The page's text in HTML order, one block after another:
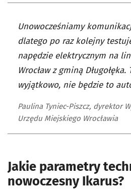
Unowocześniamy
dlatego po raz kolejny
napędzie elektrycznym na
Wrocław z gminą Długołęka.
wyjątkowo, nie będzie to
Paulina Tyniec-Piszcz, dyrektor
Urzędu Miejskiego Wrocławia
Jakie parametry
nowoczesny Ikarus?